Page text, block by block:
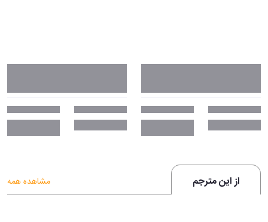
از این مترجم مشاهده همه